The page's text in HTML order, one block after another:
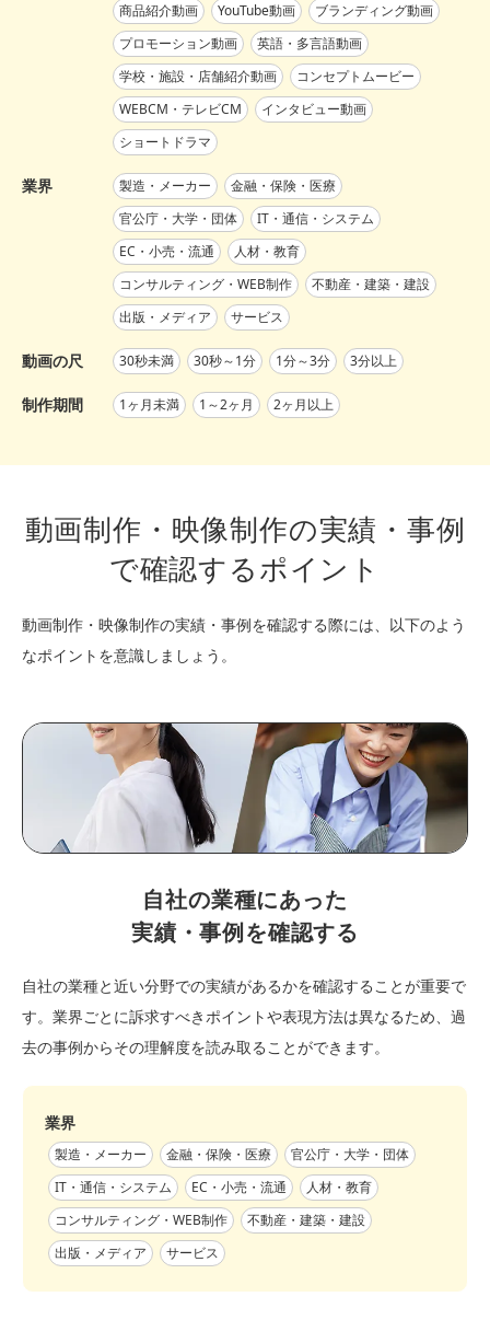
商品紹介動画 YouTube動画
ブランディング動画
プロモーション動画
英語・多言語動画
学校・施設・店舗紹介動画
コンセプトムービー
WEBCM・テレビCM
インタビュー動画
ショートドラマ
業界 製造・メーカー
金融・保険・医療
官公庁・大学・団体
IT・通信・システム
EC・小売・流通
人材・教育
コンサルティング・WEB制作
不動産・建築・建設
出版・メディア
サービス
動画の尺 30秒未満 30秒～1分 1分～3分 3分以上
制作期間 1ヶ月未満 1～2ヶ月 2ヶ月以上
動画制作・映像制作の実績・事例
で確認するポイント
動画制作・映像制作の実績・事例を確認する際には、以下のよう
なポイントを意識しましょう。
自社の業種にあった
実績・事例を確認する
自社の業種と近い分野での実績があるかを確認することが重要で
す。業界ごとに訴求すべきポイントや表現方法は異なるため、過
去の事例からその理解度を読み取ることができます。
業界
製造・メーカー 金融・保険・医療
官公庁・大学・団体
IT・通信・システム
EC・小売・流通
人材・教育
コンサルティング・WEB制作
不動産・建築・建設
出版・メディア
サービス